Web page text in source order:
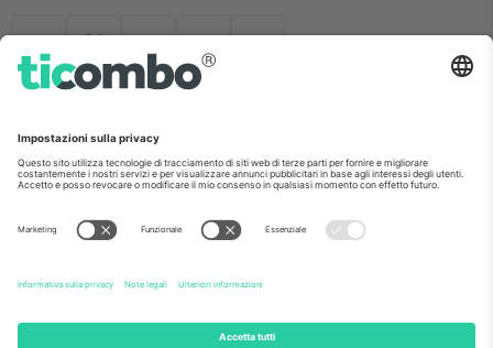
Ticombo Italia
Mimi Balkanska 132, 1540, Sofia,
base alla località, all'evento e/o al dominio. Per i dettagli controlla la
pagina specifica dell'evento, l'impronta e i termini.,